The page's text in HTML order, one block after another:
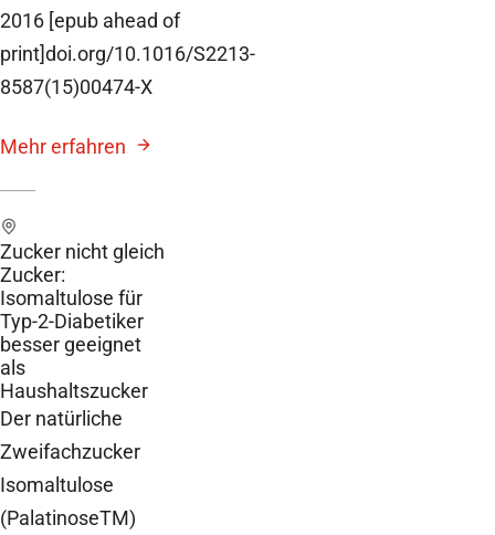
2016 [epub ahead of
print]doi.org/10.1016/S2213-
8587(15)00474-X
Mehr erfahren
Zucker nicht gleich
Zucker:
Isomaltulose für
Typ-2-Diabetiker
besser geeignet
als
Haushaltszucker
Der natürliche
Zweifachzucker
Isomaltulose
(PalatinoseTM)